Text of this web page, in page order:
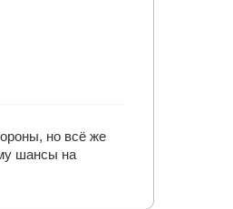
но всё же
шансы на